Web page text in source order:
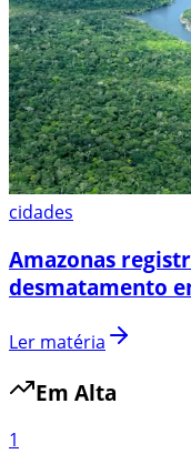
cidades
Amazonas
desmatamento
Ler matéria
Em Alta
1